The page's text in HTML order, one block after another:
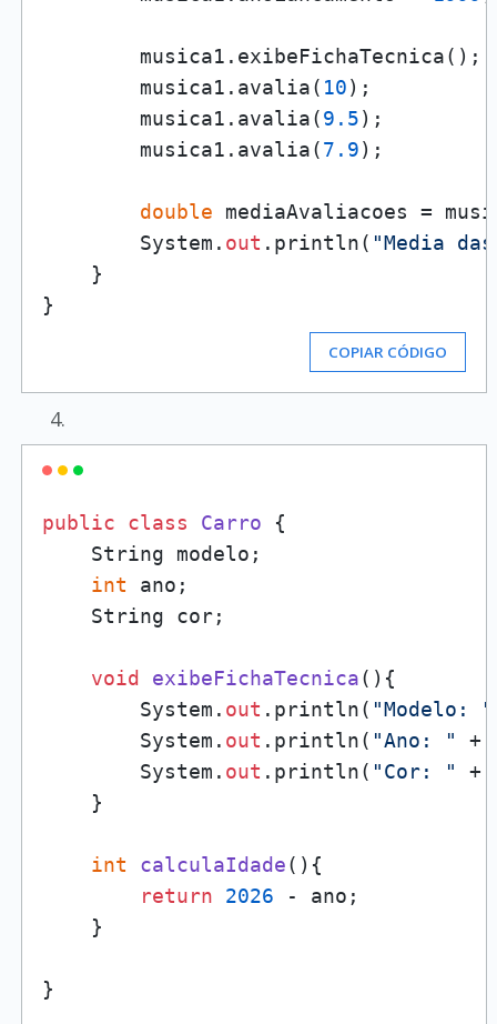
        musica1.exibeFichaTecnica();
        musica1.avalia(
10);
        musica1.avalia(
9.5);
        musica1.avalia(
7.9);
double mediaAvaliacoes =
        System.
out .println( "Media
    }
COPIAR CÓDIGO
public class Carro {
    String modelo;
int ano;
    String cor;
void exibeFichaTecnica() {
        System.
out .println( "Modelo: "
        System.
out .println( "Ano: "
+
        System.
out .println( "Cor: "
+
    }
int calculaIdade() {
return
2026 - ano;
    }
}